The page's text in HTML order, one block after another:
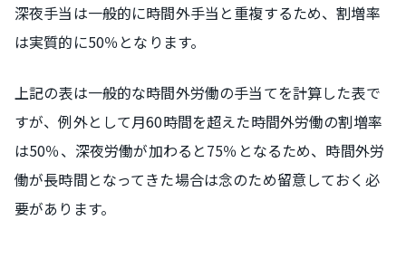
深夜手当は一般的に時間外手当と重複するため、割増率
は実質的に50％となります。
上記の表は一般的な時間外労働の手当てを計算した表で
すが、例外として月60時間を超えた時間外労働の割増率
は50％、深夜労働が加わると75％となるため、時間外労
働が長時間となってきた場合は念のため留意しておく必
要があります。